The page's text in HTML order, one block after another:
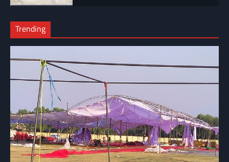
Trending